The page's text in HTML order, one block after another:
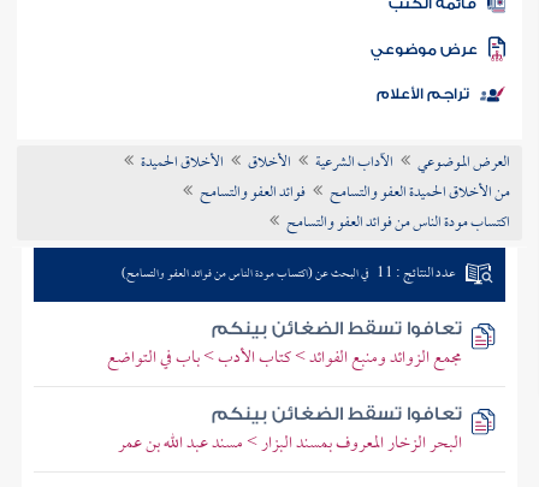
المكتبة
الكتب
موضوعي
تراجم الأعلام
العرض الموضوعي الآداب الشرعية الأخلاق
الأخلاق الحميدة
من الأخلاق الحميدة العفو والتسامح
فوائد العفو والتسامح
اكتساب مودة الناس من فوائد العفو والتسامح
عدد النتائج : 11 في البحث عن (اكتساب مودة الناس من فوائد العفو والتسامح)
تعافوا تسقط الضغائن بينكم
مجمع الزوائد ومنبع الفوائد > كتاب الأدب > باب في التواضع
تعافوا تسقط الضغائن بينكم
البحر الزخار المعروف بمسند البزار > مسند عبد الله بن عمر